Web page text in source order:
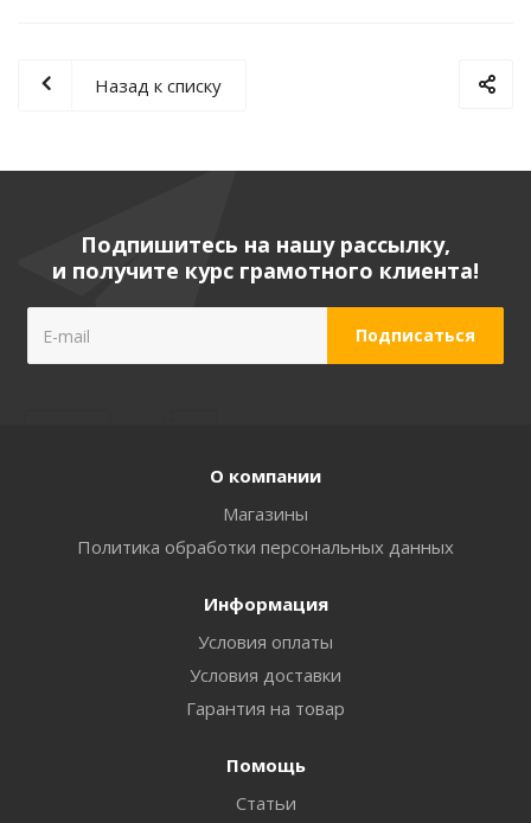
Назад к списку
Подпишитесь на нашу рассылку,
и получите курс грамотного клиента!
О компании
Магазины
Политика обработки персональных данных
Информация
Условия оплаты
Условия доставки
Гарантия на товар
Помощь
Статьи